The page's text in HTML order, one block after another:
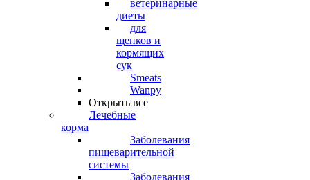
ветеринарные
диеты
для
щенков и
кормящих
сук
Smeats
Wanpy
Открыть все
Лечебные
корма
Заболевания
пищеварительной
системы
Заболевания